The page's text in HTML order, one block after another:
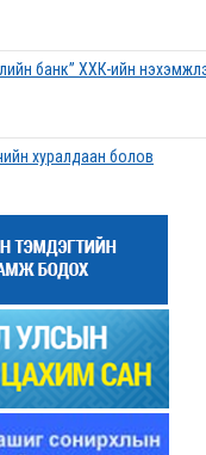
банк” ХХК-ийн
хуралдаан болов
зар
хэргийг хяналтын
хуралдаан болно
хороо хуралдлаа